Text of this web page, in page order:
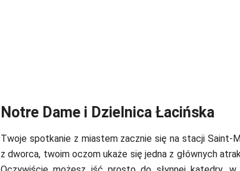
Notre Dame i Dzielnica Łacińska
Twoje spotkanie z miastem zacznie się na stacji Saint-
z dworca, twoim oczom ukaże się jedna z głównych